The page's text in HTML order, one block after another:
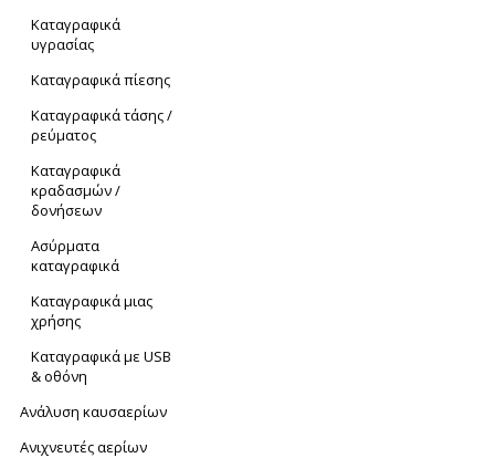
Καταγραφικά
υγρασίας
Καταγραφικά πίεσης
Καταγραφικά τάσης /
ρεύματος
Καταγραφικά
κραδασμών /
δονήσεων
Ασύρματα
καταγραφικά
Καταγραφικά μιας
χρήσης
Καταγραφικά με USB
& οθόνη
Ανάλυση καυσαερίων
Ανιχνευτές αερίων